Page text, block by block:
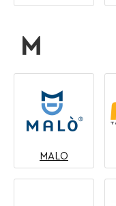
M
MALO